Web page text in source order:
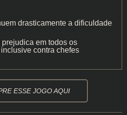
drasticamente a dificuldade
prejudica em todos os
contra chefes
ESSE JOGO AQUI